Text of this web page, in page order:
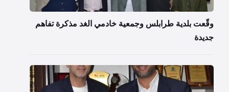
وقّعت بلدية طرابلس وجمعية خادمي الغد مذكرة تفاهم
جديدة